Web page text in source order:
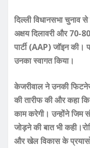
दिल्ली विधानसभा चुनाव
अक्षय दिलावरी और 70-
पार्टी (AAP) जॉइन की।
उनका स्वागत किया।
केजरीवाल ने उनकी
की तारीफ की और कहा
काम करेगी। उन्होंने जिम
जोड़ने की बात भी
और खेल विकास के